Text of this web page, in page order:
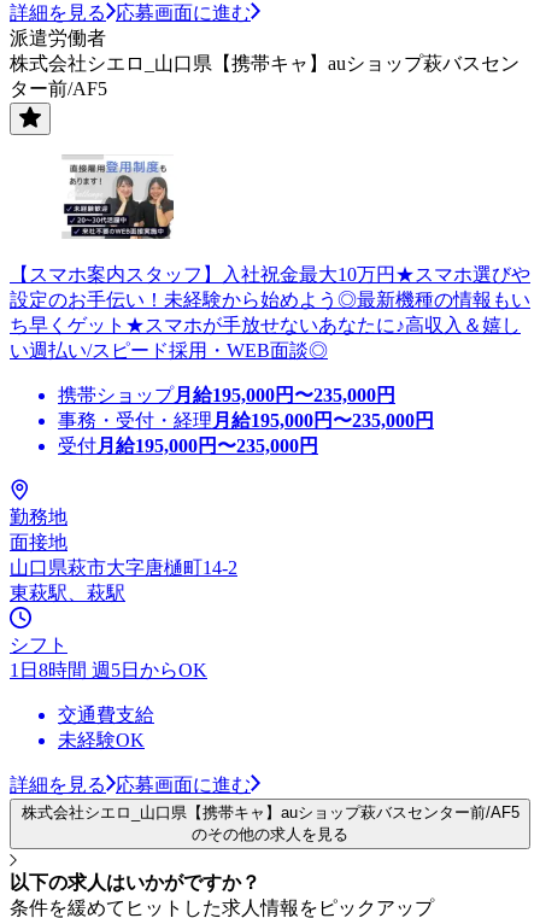
詳細を見る
応募画面に進む
派遣労働者
株式会社シエロ_山口県【携帯キャ】auショップ萩バスセン
ター前/AF5
【スマホ案内スタッフ】入社祝金最大10万円★スマホ選びや
設定のお手伝い！未経験から始めよう◎最新機種の情報もい
ち早くゲット★スマホが手放せないあなたに♪高収入＆嬉し
い週払い/スピード採用・WEB面談◎
携帯ショップ月給195,000円〜235,000円
事務・受付・経理 月給195,000円〜235,000円
受付月給195,000円〜235,000円
勤務地
面接地
山口県萩市大字唐樋町14-2
東萩駅、萩駅
シフト
1日8時間 週5日からOK
交通費支給
未経験OK
詳細を見る 応募画面に進む
株式会社シエロ_山口県【携帯キャ】auショップ萩バスセンター前/AF5
のその他の求人を見る
以下の求人はいかがですか？
条件を緩めてヒットした求人情報をピックアップ